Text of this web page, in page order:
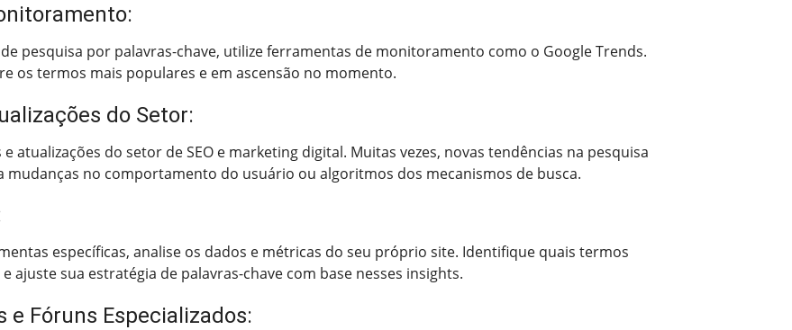
pesquisa por palavras-chave, utilize ferramentas de monitoramento como o Google Trends.
os termos mais populares e em ascensão no momento.
do Setor:
atualizações do setor de SEO e marketing digital. Muitas vezes, novas tendências na pesquisa
mudanças no comportamento do usuário ou algoritmos dos mecanismos de busca.
específicas, analise os dados e métricas do seu próprio site. Identifique quais termos
ajuste sua estratégia de palavras-chave com base nesses insights.
Fóruns Especializados: